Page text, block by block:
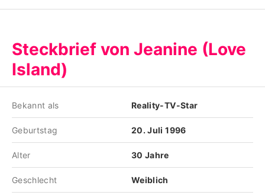
Impressum
Nutzungsbedingungen
Utiq verwalten
Steckbrief von Jeanine (Love
Island)
Bekannt als Reality-TV-Star
Geburtstag 20. Juli 1996
Alter 30 Jahre
Geschlecht Weiblich